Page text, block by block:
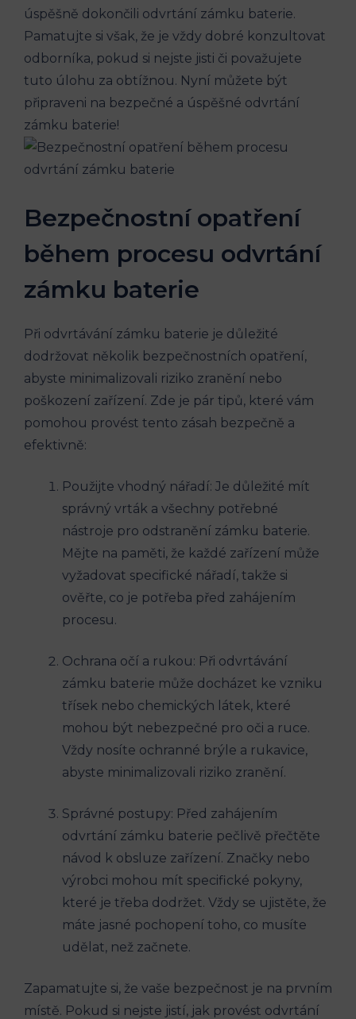
úspěšně dokončili odvrtání zámku baterie.
Pamatujte si však, že je vždy dobré konzultovat
odborníka, pokud si nejste jisti či považujete
tuto úlohu za obtížnou. Nyní můžete být
připraveni na bezpečné a úspěšné odvrtání
zámku baterie!
Bezpečnostní opatření
během procesu odvrtání
zámku baterie
Při odvrtávání zámku baterie je důležité
dodržovat několik bezpečnostních opatření,
abyste minimalizovali riziko zranění nebo
poškození zařízení. Zde je pár tipů, které vám
pomohou provést tento zásah bezpečně a
efektivně:
Použijte vhodný nářadí: Je důležité mít
správný vrták a všechny potřebné
nástroje pro odstranění zámku baterie.
Mějte na paměti, že každé zařízení může
vyžadovat specifické nářadí, takže si
ověřte, co je potřeba před zahájením
procesu.
Ochrana očí a rukou: Při odvrtávání
zámku baterie může docházet ke vzniku
třísek nebo chemických látek, které
mohou být nebezpečné pro oči a ruce.
Vždy nosíte ochranné brýle a rukavice,
abyste minimalizovali riziko zranění.
Správné postupy: Před zahájením
odvrtání zámku baterie pečlivě přečtěte
návod k obsluze zařízení. Značky nebo
výrobci mohou mít specifické pokyny,
které je třeba dodržet. Vždy se ujistěte, že
máte jasné pochopení toho, co musíte
udělat, než začnete.
Zapamatujte si, že vaše bezpečnost je na prvním
místě. Pokud si nejste jistí, jak provést odvrtání